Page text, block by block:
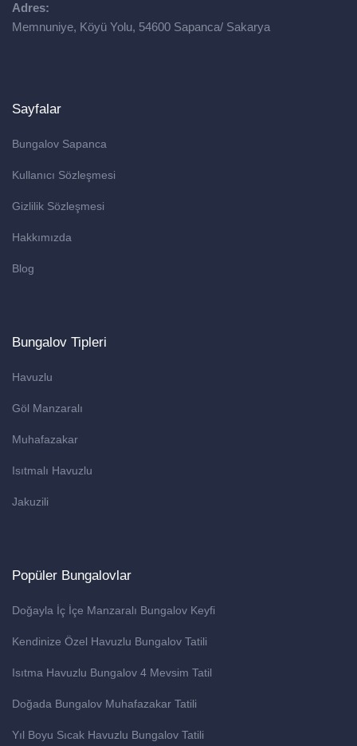
Adres:
Memnuniye, Köyü Yolu, 54600 Sapanca/ Sakarya
Sayfalar
Bungalov Sapanca
Kullanıcı Sözleşmesi
Gizlilik Sözleşmesi
Hakkımızda
Blog
Bungalov Tipleri
Havuzlu
Göl Manzaralı
Muhafazakar
Isıtmalı Havuzlu
Jakuzili
Popüler Bungalovlar
Doğayla İç İçe Manzaralı Bungalov Keyfi
Kendinize Özel Havuzlu Bungalov Tatili
Isıtma Havuzlu Bungalov 4 Mevsim Tatil
Doğada Bungalov Muhafazakar Tatili
Yıl Boyu Sıcak Havuzlu Bungalov Tatili